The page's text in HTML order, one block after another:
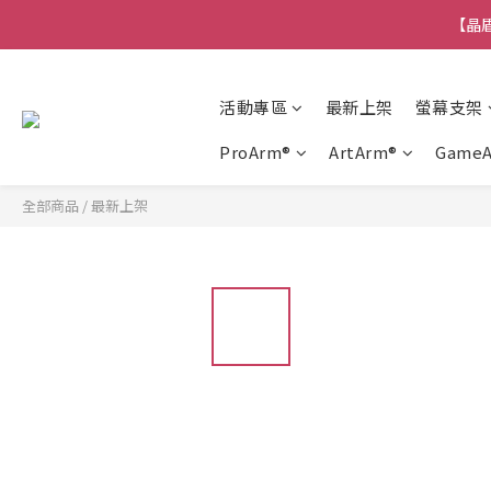
【
活動專區 最新上架
螢幕支架
ProArm®
ArtArm®
全部商品 /最新上架